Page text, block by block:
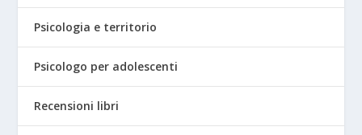
Psicologia e territorio
Psicologo per adolescenti
Recensioni libri